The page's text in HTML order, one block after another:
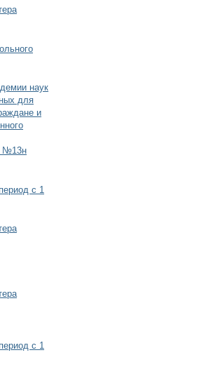
наук
для
и
№13н
с 1
с 1